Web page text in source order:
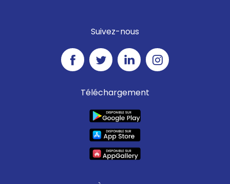
Suivez-nous
Téléchargement